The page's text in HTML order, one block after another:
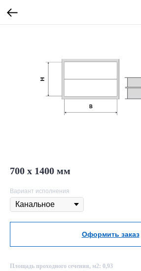
700 х 1400 мм
Вариант исполнения
Оформить заказ
Площадь проходного сечения, м2: 0,93